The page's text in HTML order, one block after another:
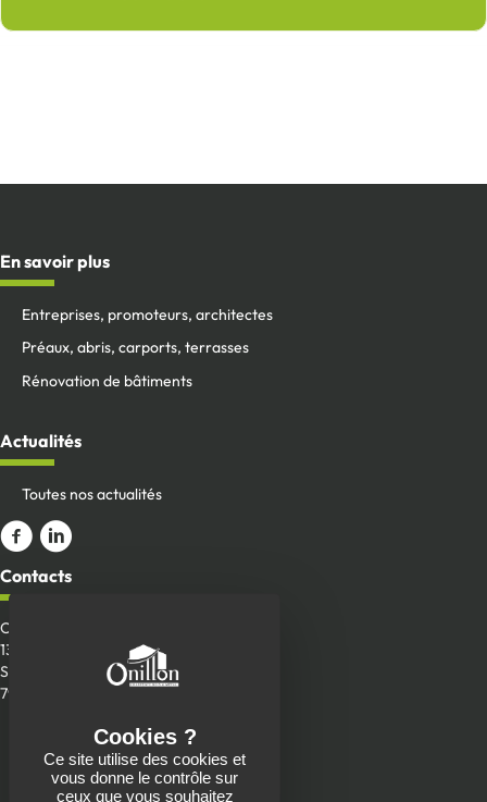
En savoir plus
Entreprises, promoteurs, architectes
Préaux, abris, carports, terrasses
Rénovation de bâtiments
Actualités
Toutes nos actualités
Aller sur la page Facebook
ALler sur le compte Linkedin
Contacts
Onillon SAS
13 Place de la Roche
Saint-Aubin-de-Baubigné
79700 Mauléon
Envoyer un message
05 49 81 90 22
Ce site utilise des cookies et
vous donne le contrôle sur
ceux que vous souhaitez